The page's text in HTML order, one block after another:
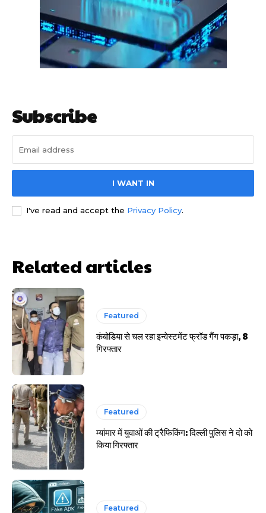
HIGHLIGHT
हर खाते के बदले मिलते थे 20 से 25 हजार
Subscribe
I WANT IN
I've read and accept the Privacy Policy.
Related articles
Featured
कंबोडिया से चल रहा इन्वेस्टमेंट फ्रॉड गैंग पकड़ा, 8
गिरफ्तार
Featured
म्यांमार में युवाओं की ट्रैफिकिंग: दिल्ली पुलिस ने दो को
किया गिरफ्तार
Featured